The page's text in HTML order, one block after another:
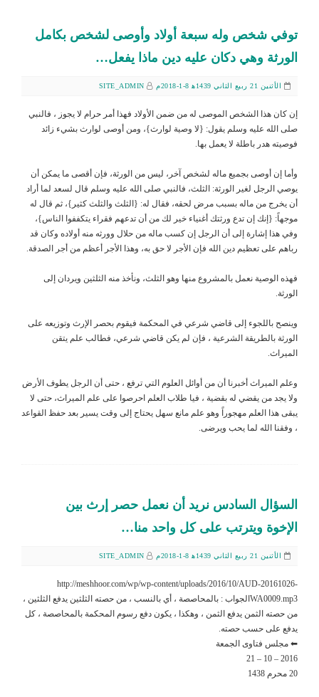
توفي شخص وله سبعة أولاد وأوصى لشخص بكامل
الورثة وهي دكان عليه دين ماذا يفعل…
الأثنين 21 ربيع الثاني 1439ﻫ 8-1-2018م SITE_ADMIN
إن كان هذا الشخص الموصى له من ضمن الأولاد فهذا أمر حرام لا يجوز ، فالنبي
صلى الله عليه وسلم يقول: {لا وصية لوارث}، ومن أوصى لوارث بشيء زائد
فوصيته هدر باطلة لا يعمل بها.
وأما إن أوصى بجميع ماله لشخص آخر، ليس من الورثة، فإن أقصى ما يمكن أن
يوصي الرجل لغير الورثة: الثلث، فالنبي صلى الله عليه وسلم قال لسعد لما أراد
أن يخرج من ماله بسبب مرض لحقه، فقال له: {الثلث والثلث كثير}، ثم قال له
موجهاً: {إنك إن تدع ورثتك أغنياء خير لك من أن تدعهم فقراء يتكففوا الناس}،
وفي هذا إشارة إلى أن الرجل إن كسب ماله من حلال وورثه منه أولاده وكان قد
رباهم على تعظيم دين الله فإن الأجر لا حق به، وهذا الأجر أعظم من أجر الصدقة.
فهذه الوصية نعمل بالمشروع منها وهو الثلث، ونأخذ منه الثلثين ويردان إلى
الورثة.
وينصح باللجوء إلى قاضي شرعي في المحكمة فيقوم بحصر الإرث وتوزيعه على
الورثة بالطريقة الشرعية ، فإن لم يكن قاضي شرعي، فطالب علم يتقن
الميراث.
وعلم الميراث أخبرنا أن من أوائل العلوم التي ترفع ، حتى أن الرجل يطوف الأرض
ولا يجد من يقضي له بقضية ، فيا طلاب العلم احرصوا على علم الميراث، حتى لا
يبقى هذا العلم مهجوراً وهو علم مانع سهل يحتاج إلى وقت يسير بعد حفظ القواعد
، وفقنا الله لما يحب ويرضى.
السؤال السادس نريد أن نعمل حصر إرث بين
الإخوة ويترتب على كل واحد منا…
الأثنين 21 ربيع الثاني 1439ﻫ 8-1-2018م SITE_ADMIN
http://meshhoor.com/wp/wp-content/uploads/2016/10/AUD-20161026-
WA0009.mp3الجواب : بالمحاصصة ، أي بالنسب ، من حصته الثلثين يدفع الثلثين ،
من حصته الثمن يدفع الثمن ، وهكذا ، يكون دفع رسوم المحكمة بالمحاصصة ، كل
يدفع على حسب حصته.
⬅ مجلس فتاوى الجمعة
2016 – 10 – 21
20 محرم 1438